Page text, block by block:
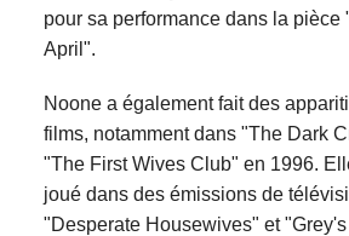
pour sa performance dans la pièce
April".
Noone a également fait des
films, notamment dans "The Dark
"The First Wives Club" en 1996.
joué dans des émissions de
"Desperate Housewives" et